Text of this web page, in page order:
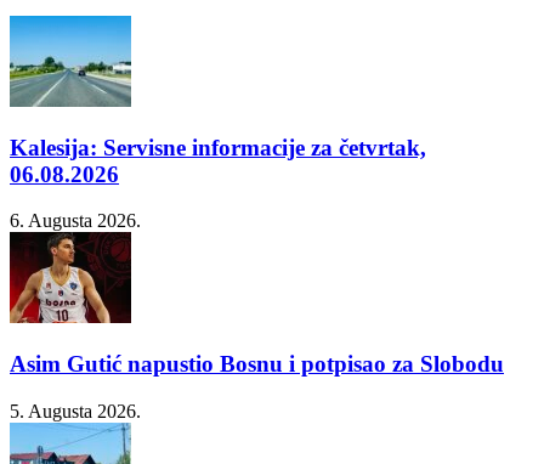
Kalesija: Servisne informacije za četvrtak,
06.08.2026
6. Augusta 2026.
Asim Gutić napustio Bosnu i potpisao za Slobodu
5. Augusta 2026.